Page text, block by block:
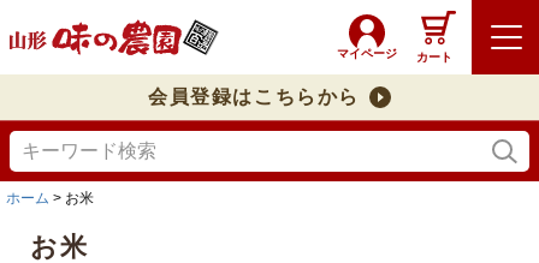
マイページ カート
会員登録はこちらから
ホーム お米
お米